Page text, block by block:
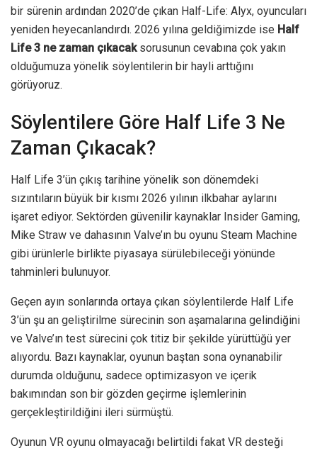
bir sürenin ardından 2020’de çıkan Half-Life: Alyx, oyuncuları
yeniden heyecanlandırdı. 2026 yılına geldiğimizde ise Half
Life 3 ne zaman çıkacaksorusunun cevabına çok yakın
olduğumuza yönelik söylentilerin bir hayli arttığını
görüyoruz.
Söylentilere Göre Half Life 3 Ne
Zaman Çıkacak?
Half Life 3’ün çıkış tarihine yönelik son dönemdeki
sızıntıların büyük bir kısmı 2026 yılının ilkbahar aylarını
işaret ediyor. Sektörden güvenilir kaynaklar Insider Gaming,
Mike Straw ve dahasının Valve’ın bu oyunu Steam Machine
gibi ürünlerle birlikte piyasaya sürülebileceği yönünde
tahminleri bulunuyor.
Geçen ayın sonlarında ortaya çıkan söylentilerde Half Life
3’ün şu an geliştirilme sürecinin son aşamalarına gelindiğini
ve Valve’ın test sürecini çok titiz bir şekilde yürüttüğü yer
alıyordu. Bazı kaynaklar, oyunun baştan sona oynanabilir
durumda olduğunu, sadece optimizasyon ve içerik
bakımından son bir gözden geçirme işlemlerinin
gerçekleştirildiğini ileri sürmüştü.
Oyunun VR oyunu olmayacağı belirtildi fakat VR desteği